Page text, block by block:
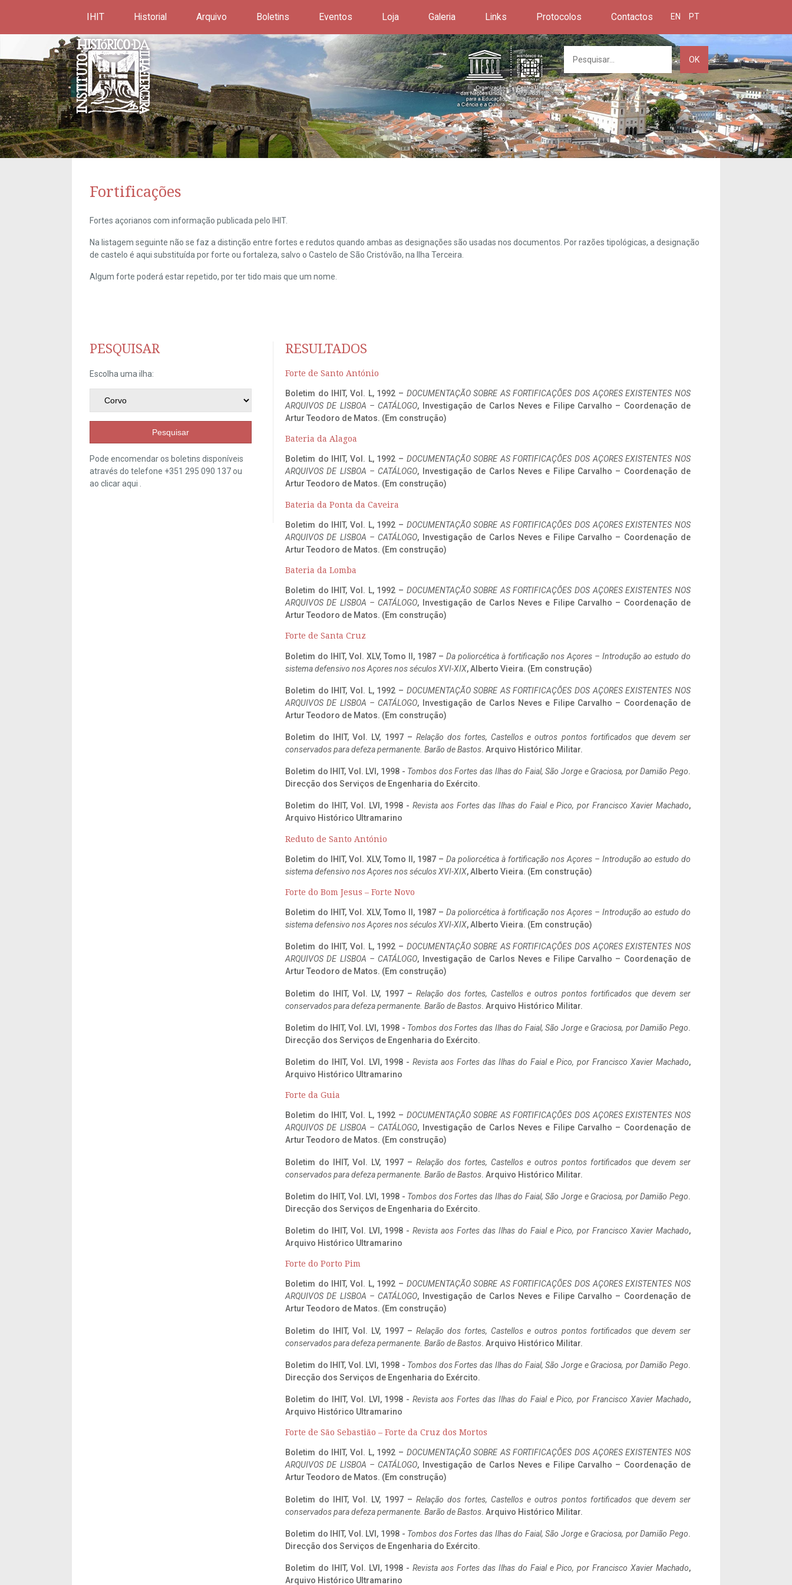
IHIT Historial Arquivo Boletins Eventos Loja Galeria Links Protocolos Contactos EN PT
OK
Fortificações
Fortes açorianos com informação publicada pelo IHIT.
Na listagem seguinte não se faz a distinção entre fortes e redutos quando ambas as designações são usadas nos documentos. Por razões tipológicas, a designação
de castelo é aqui substituída por forte ou fortaleza, salvo o Castelo de São Cristóvão, na Ilha Terceira.
Algum forte poderá estar repetido, por ter tido mais que um nome.
PESQUISAR
Escolha uma ilha:
Pesquisar
Pode encomendar os boletins disponíveis
através do telefone +351 295 090 137 ou
ao clicaraqui
RESULTADOS
Forte de Santo António
Boletim do IHIT, Vol. L, 1992 – DOCUMENTAÇÃO SOBRE AS FORTIFICAÇÕES DOS AÇORES EXISTENTES NOS
ARQUIVOS DE LISBOA – CATÁLOGO, Investigação de Carlos Neves e Filipe Carvalho – Coordenação de
Artur Teodoro de Matos. (Em construção)
Bateria da Alagoa
Boletim do IHIT, Vol. L, 1992 – DOCUMENTAÇÃO SOBRE AS FORTIFICAÇÕES DOS AÇORES EXISTENTES NOS
ARQUIVOS DE LISBOA – CATÁLOGO, Investigação de Carlos Neves e Filipe Carvalho – Coordenação de
Artur Teodoro de Matos. (Em construção)
Bateria da Ponta da Caveira
Boletim do IHIT, Vol. L, 1992 – DOCUMENTAÇÃO SOBRE AS FORTIFICAÇÕES DOS AÇORES EXISTENTES NOS
ARQUIVOS DE LISBOA – CATÁLOGO, Investigação de Carlos Neves e Filipe Carvalho – Coordenação de
Artur Teodoro de Matos. (Em construção)
Bateria da Lomba
Boletim do IHIT, Vol. L, 1992 – DOCUMENTAÇÃO SOBRE AS FORTIFICAÇÕES DOS AÇORES EXISTENTES NOS
ARQUIVOS DE LISBOA – CATÁLOGO, Investigação de Carlos Neves e Filipe Carvalho – Coordenação de
Artur Teodoro de Matos. (Em construção)
Forte de Santa Cruz
Boletim do IHIT, Vol. XLV, Tomo II, 1987 – Da poliorcética à fortificação nos Açores – Introdução ao estudo do
sistema defensivo nos Açores nos séculos XVI-XIX, Alberto Vieira. (Em construção)
Boletim do IHIT, Vol. L, 1992 – DOCUMENTAÇÃO SOBRE AS FORTIFICAÇÕES DOS AÇORES EXISTENTES NOS
ARQUIVOS DE LISBOA – CATÁLOGO, Investigação de Carlos Neves e Filipe Carvalho – Coordenação de
Artur Teodoro de Matos. (Em construção)
Boletim do IHIT, Vol. LV, 1997 – Relação dos fortes, Castellos e outros pontos fortificados que devem ser
conservados para defeza permanente. Barão de Bastos. Arquivo Histórico Militar.
Boletim do IHIT, Vol. LVI, 1998 - Tombos dos Fortes das Ilhas do Faial, São Jorge e Graciosa, por Damião Pego.
Direcção dos Serviços de Engenharia do Exército.
Boletim do IHIT, Vol. LVI, 1998 -Revista aos Fortes das Ilhas do Faial e Pico, por Francisco Xavier Machado,
Arquivo Histórico Ultramarino
Reduto de Santo António
Boletim do IHIT, Vol. XLV, Tomo II, 1987 – Da poliorcética à fortificação nos Açores – Introdução ao estudo do
sistema defensivo nos Açores nos séculos XVI-XIX, Alberto Vieira. (Em construção)
Forte do Bom Jesus – Forte Novo
Boletim do IHIT, Vol. XLV, Tomo II, 1987 – Da poliorcética à fortificação nos Açores – Introdução ao estudo do
sistema defensivo nos Açores nos séculos XVI-XIX, Alberto Vieira. (Em construção)
Boletim do IHIT, Vol. L, 1992 – DOCUMENTAÇÃO SOBRE AS FORTIFICAÇÕES DOS AÇORES EXISTENTES NOS
ARQUIVOS DE LISBOA – CATÁLOGO, Investigação de Carlos Neves e Filipe Carvalho – Coordenação de
Artur Teodoro de Matos. (Em construção)
Boletim do IHIT, Vol. LV, 1997 – Relação dos fortes, Castellos e outros pontos fortificados que devem ser
conservados para defeza permanente. Barão de Bastos. Arquivo Histórico Militar.
Boletim do IHIT, Vol. LVI, 1998 - Tombos dos Fortes das Ilhas do Faial, São Jorge e Graciosa, por Damião Pego.
Direcção dos Serviços de Engenharia do Exército.
Boletim do IHIT, Vol. LVI, 1998 -Revista aos Fortes das Ilhas do Faial e Pico, por Francisco Xavier Machado,
Arquivo Histórico Ultramarino
Forte da Guia
Boletim do IHIT, Vol. L, 1992 – DOCUMENTAÇÃO SOBRE AS FORTIFICAÇÕES DOS AÇORES EXISTENTES NOS
ARQUIVOS DE LISBOA – CATÁLOGO, Investigação de Carlos Neves e Filipe Carvalho – Coordenação de
Artur Teodoro de Matos. (Em construção)
Boletim do IHIT, Vol. LV, 1997 – Relação dos fortes, Castellos e outros pontos fortificados que devem ser
conservados para defeza permanente. Barão de Bastos. Arquivo Histórico Militar.
Boletim do IHIT, Vol. LVI, 1998 - Tombos dos Fortes das Ilhas do Faial, São Jorge e Graciosa, por Damião Pego.
Direcção dos Serviços de Engenharia do Exército.
Boletim do IHIT, Vol. LVI, 1998 -Revista aos Fortes das Ilhas do Faial e Pico, por Francisco Xavier Machado,
Arquivo Histórico Ultramarino
Forte do Porto Pim
Boletim do IHIT, Vol. L, 1992 – DOCUMENTAÇÃO SOBRE AS FORTIFICAÇÕES DOS AÇORES EXISTENTES NOS
ARQUIVOS DE LISBOA – CATÁLOGO, Investigação de Carlos Neves e Filipe Carvalho – Coordenação de
Artur Teodoro de Matos. (Em construção)
Boletim do IHIT, Vol. LV, 1997 – Relação dos fortes, Castellos e outros pontos fortificados que devem ser
conservados para defeza permanente. Barão de Bastos. Arquivo Histórico Militar.
Boletim do IHIT, Vol. LVI, 1998 - Tombos dos Fortes das Ilhas do Faial, São Jorge e Graciosa, por Damião Pego.
Direcção dos Serviços de Engenharia do Exército.
Boletim do IHIT, Vol. LVI, 1998 -Revista aos Fortes das Ilhas do Faial e Pico, por Francisco Xavier Machado,
Arquivo Histórico Ultramarino
Forte de São Sebastião – Forte da Cruz dos Mortos
Boletim do IHIT, Vol. L, 1992 – DOCUMENTAÇÃO SOBRE AS FORTIFICAÇÕES DOS AÇORES EXISTENTES NOS
ARQUIVOS DE LISBOA – CATÁLOGO, Investigação de Carlos Neves e Filipe Carvalho – Coordenação de
Artur Teodoro de Matos. (Em construção)
Boletim do IHIT, Vol. LV, 1997 – Relação dos fortes, Castellos e outros pontos fortificados que devem ser
conservados para defeza permanente. Barão de Bastos. Arquivo Histórico Militar.
Boletim do IHIT, Vol. LVI, 1998 - Tombos dos Fortes das Ilhas do Faial, São Jorge e Graciosa, por Damião Pego.
Direcção dos Serviços de Engenharia do Exército.
Boletim do IHIT, Vol. LVI, 1998 -Revista aos Fortes das Ilhas do Faial e Pico, por Francisco Xavier Machado,
Arquivo Histórico Ultramarino